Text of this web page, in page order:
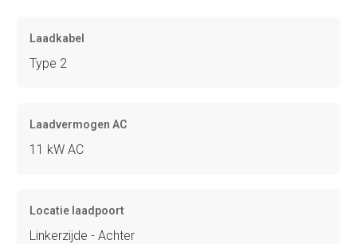
Laadkabel
Type 2
Laadvermogen AC
11 kW AC
Locatie laadpoort
Linkerzijde - Achter